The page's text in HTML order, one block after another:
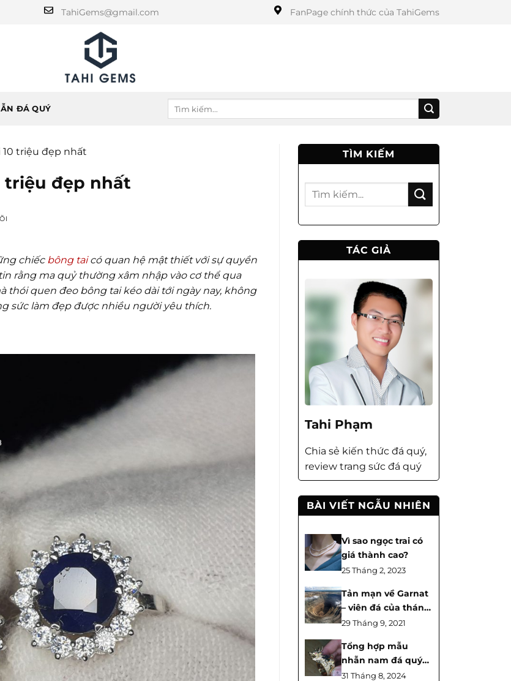
TahiGems@gmail.com FanPage chính thức của TahiGems
ĐÁ QUÝ
triệu đẹp nhất
triệu đẹp nhất
chiếc bông taicó quan hệ mật thiết với sự quyền
rằng ma quỷ thường xâm nhập vào cơ thể qua
thói quen đeo bông tai kéo dài tới ngày nay, không
sức làm đẹp được nhiều người yêu thích.
TÌM KIẾM
TÁC GIẢ
Tahi Phạm
Chia sẻ kiến thức đá quý,
review trang sức đá quý
BÀI VIẾT NGẪU NHIÊN
Vì sao ngọc trai có
giá thành cao?
25 Tháng 2, 2023
Tản mạn về Garnat
– viên đá của tháng
giêng và sự liên kết
tình dục
29 Tháng 9, 2021
Tổng hợp mẫu
nhẫn nam đá quý
Long Quy đẹp nhất
31 Tháng 8, 2024